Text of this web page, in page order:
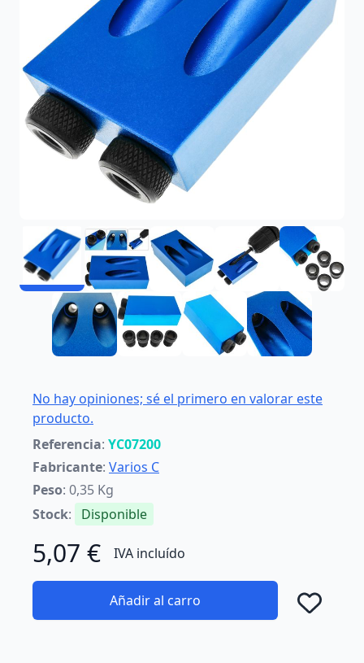
No hay opiniones; sé el primero en valorar este
producto.
Referencia: YC07200
Fabricante: Varios C
Peso: 0,35 Kg
Stock: Disponible
5,07 € IVA incluído
Añadir al carro